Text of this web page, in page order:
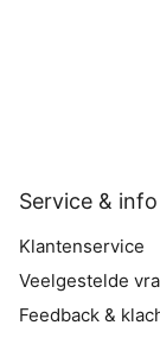
Service & info
Klantenservice
Veelgestelde
Feedback &